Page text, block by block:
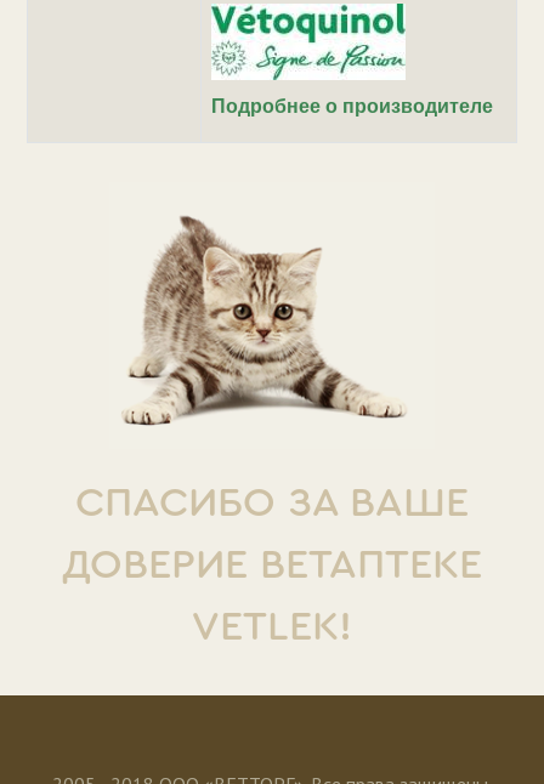
Подробнее о производителе
СПАСИБО ЗА ВАШЕ
ДОВЕРИЕ ВЕТАПТЕКЕ
VETLEK!